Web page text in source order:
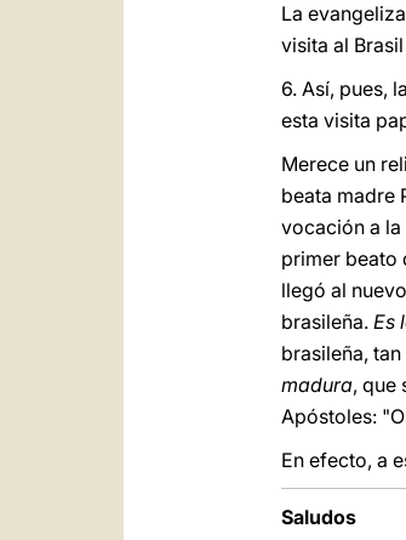
La
visita al
6. Así, pues,
esta visita
Merece un
beata madre
vocación a la
primer beato
llegó al
brasileña. Es
brasileña,
madura, que
Apóstoles:
En efecto, a
Saludos